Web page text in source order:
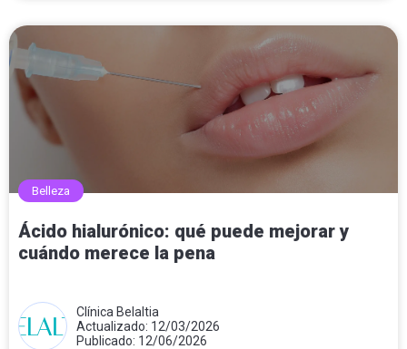
Belleza
Ácido hialurónico: qué puede mejorar y
cuándo merece la pena
Clínica Belaltia
Actualizado: 12/03/2026
Publicado: 12/06/2026